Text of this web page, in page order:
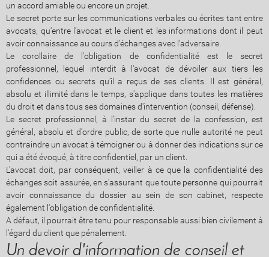
un accord amiable ou encore un projet.
Le secret porte sur les communications verbales ou écrites tant entre
avocats, qu'entre l'avocat et le client et les informations dont il peut
avoir connaissance au cours d'échanges avec l'adversaire.
Le corollaire de l'obligation de confidentialité est le secret
professionnel, lequel interdit à l'avocat de dévoiler aux tiers les
confidences ou secrets qu'il a reçus de ses clients. Il est général,
absolu et illimité dans le temps, s'applique dans toutes les matières
du droit et dans tous ses domaines d'intervention (conseil, défense).
Le secret professionnel, à l'instar du secret de la confession, est
général, absolu et d'ordre public, de sorte que nulle autorité ne peut
contraindre un avocat à témoigner ou à donner des indications sur ce
qui a été évoqué, à titre confidentiel, par un client.
L'avocat doit, par conséquent, veiller à ce que la confidentialité des
échanges soit assurée, en s'assurant que toute personne qui pourrait
avoir connaissance du dossier au sein de son cabinet, respecte
également l'obligation de confidentialité.
A défaut, il pourrait être tenu pour responsable aussi bien civilement à
l'égard du client que pénalement.
Un devoir d'information de conseil et